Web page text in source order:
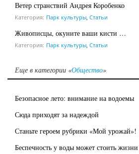
Ветер странствий Андрея Коробенко
Категория: Парк культуры, Статьи
Живописцы, окуните ваши кисти …
Категория: Парк культуры, Статьи
Еще в категории «Общество»
Безопасное лето: внимание на водоемы
Сюда приходят за надеждой
Станьте героем рубрики «Мой урожай»!
Беспечность у воды может стоить жизни